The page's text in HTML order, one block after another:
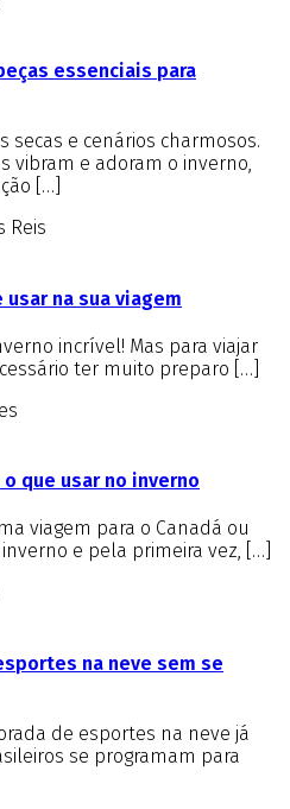
essenciais para
secas e cenários charmosos.
vibram e adoram o inverno,
[…]
Reis
usar na sua viagem
incrível! Mas para viajar
ter muito preparo […]
que usar no inverno
viagem para o Canadá ou
e pela primeira vez, […]
na neve sem se
de esportes na neve já
se programam para